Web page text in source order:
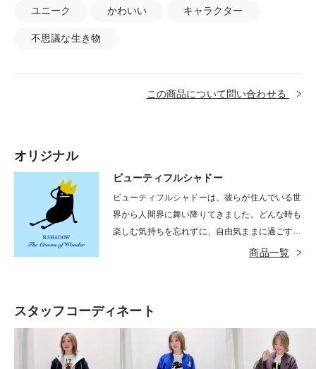
ユニーク かわいい キャラクター
不思議な生き物
この商品について問い合わせる
オリジナル
ビューティフルシャドー
ビューティフルシャドーは、彼らが住んでいる世
界から人間界に舞い降りてきました。どんな時も
楽しむ気持ちを忘れずに、自由気ままに過ごすイ
タズラ好き。長い手足であちこちと縦横無尽に動
商品一覧
スタッフコーディネート